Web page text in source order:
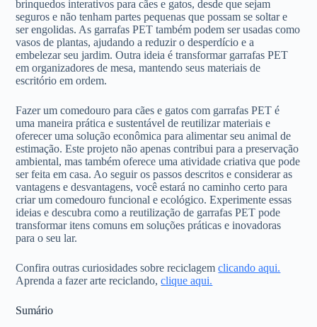
brinquedos interativos para cães e gatos, desde que sejam
seguros e não tenham partes pequenas que possam se soltar e
ser engolidas. As garrafas PET também podem ser usadas como
vasos de plantas, ajudando a reduzir o desperdício e a
embelezar seu jardim. Outra ideia é transformar garrafas PET
em organizadores de mesa, mantendo seus materiais de
escritório em ordem.
Fazer um comedouro para cães e gatos com garrafas PET é
uma maneira prática e sustentável de reutilizar materiais e
oferecer uma solução econômica para alimentar seu animal de
estimação. Este projeto não apenas contribui para a preservação
ambiental, mas também oferece uma atividade criativa que pode
ser feita em casa. Ao seguir os passos descritos e considerar as
vantagens e desvantagens, você estará no caminho certo para
criar um comedouro funcional e ecológico. Experimente essas
ideias e descubra como a reutilização de garrafas PET pode
transformar itens comuns em soluções práticas e inovadoras
para o seu lar.
Confira outras curiosidades sobre reciclagemclicando aqui.
Aprenda a fazer arte reciclando,clique aqui.
Sumário